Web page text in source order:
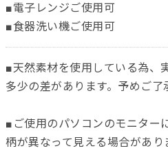
■電子レンジご使用可
■食器洗い機ご使用可
■天然素材を使用している為、
多少の差があります。予めご了
■ご使用のパソコンのモニター
柄が異なって見える場合があり